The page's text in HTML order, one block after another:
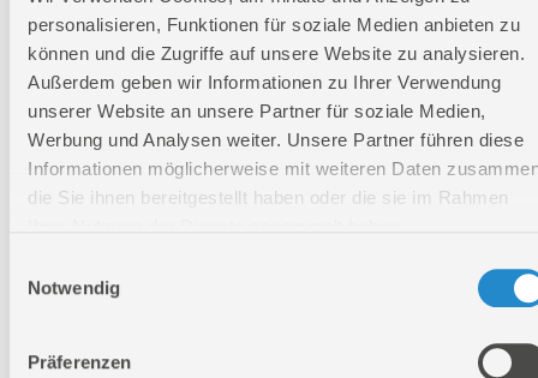
personalisieren, Funktionen für soziale Medien anbieten zu
können und die Zugriffe auf unsere Website zu analysieren.
Außerdem geben wir Informationen zu Ihrer Verwendung
unserer Website an unsere Partner für soziale Medien,
Werbung und Analysen weiter. Unsere Partner führen diese
Informationen möglicherweise mit weiteren Daten
die Sie ihnen bereitgestellt haben oder die sie im Rahmen
Notwendig
Präferenzen
Lärmwertangabe LWA:
89 dB
Schalldruckpegel LPA:
69 dB
Länge:
560 mm
Breite:
390 mm
Höhe:
200 mm
Länge